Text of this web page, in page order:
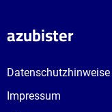
azubister
Datenschutzhinweise
Impressum